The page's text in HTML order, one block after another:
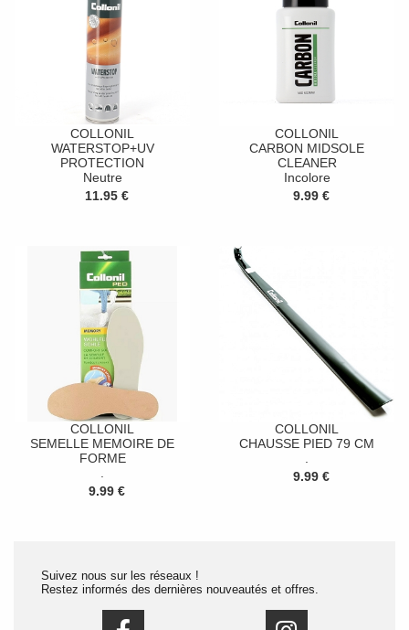
COLLONIL
WATERSTOP+UV
PROTECTION
Neutre
11.95 €
COLLONIL
CARBON MIDSOLE
CLEANER
Incolore
9.99 €
COLLONIL
SEMELLE MEMOIRE DE
FORME
9.99 €
COLLONIL
CHAUSSE PIED 79 CM
9.99 €
Suivez nous sur les réseaux !
Restez informés des dernières nouveautés et offres.